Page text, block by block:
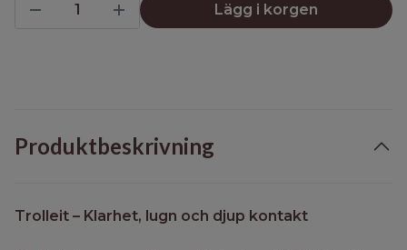
Lägg i korgen
Produktbeskrivning
Trolleit – Klarhet, lugn och djup kontakt